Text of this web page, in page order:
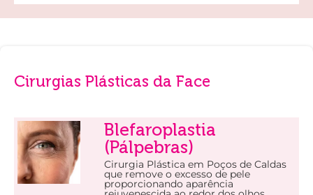
Cirurgias Plásticas da Face
Blefaroplastia
(Pálpebras)
Cirurgia Plástica em Poços de Caldas
que remove o excesso de pele
proporcionando aparência